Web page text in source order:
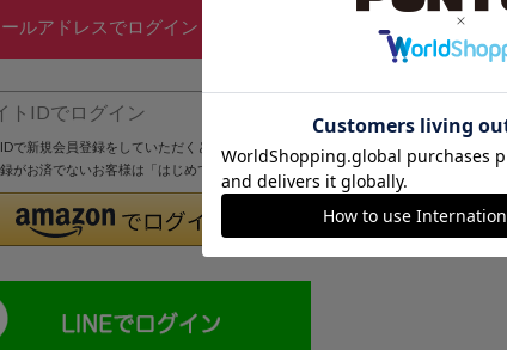
ールアドレスでログイン
メールアドレス・パスワードを
トIDでログイン
で新規会員登録をしていただくと次回以降、そのIDでログインすることができます。
がお済でないお客様は「はじめてのお客様」より登録をおこなってください。